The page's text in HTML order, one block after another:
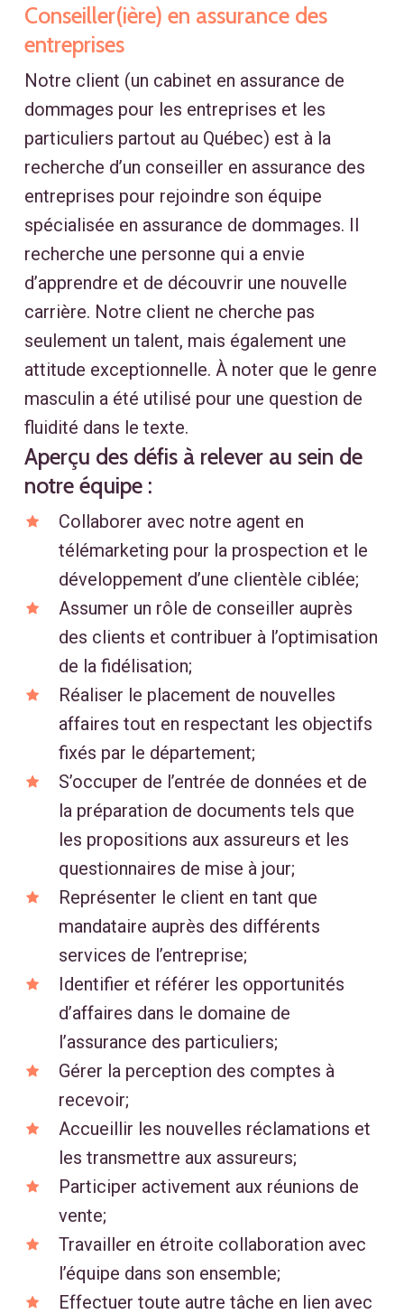
Conseiller(ière) en assurance des
entreprises
Notre client (un cabinet en assurance de
dommages pour les entreprises et les
particuliers partout au Québec) est à la
recherche d’un conseiller en assurance des
entreprises pour rejoindre son équipe
spécialisée en assurance de dommages. Il
recherche une personne qui a envie
d’apprendre et de découvrir une nouvelle
carrière. Notre client ne cherche pas
seulement un talent, mais également une
attitude exceptionnelle. À noter que le genre
masculin a été utilisé pour une question de
fluidité dans le texte.
Aperçu des défis à relever au sein de
notre équipe :
Collaborer avec notre agent en
télémarketing pour la prospection et le
développement d’une clientèle ciblée;
Assumer un rôle de conseiller auprès
des clients et contribuer à l’optimisation
de la fidélisation;
Réaliser le placement de nouvelles
affaires tout en respectant les objectifs
fixés par le département;
S’occuper de l’entrée de données et de
la préparation de documents tels que
les propositions aux assureurs et les
questionnaires de mise à jour;
Représenter le client en tant que
mandataire auprès des différents
services de l’entreprise;
Identifier et référer les opportunités
d’affaires dans le domaine de
l’assurance des particuliers;
Gérer la perception des comptes à
recevoir;
Accueillir les nouvelles réclamations et
les transmettre aux assureurs;
Participer activement aux réunions de
vente;
Travailler en étroite collaboration avec
l’équipe dans son ensemble;
Effectuer toute autre tâche en lien avec